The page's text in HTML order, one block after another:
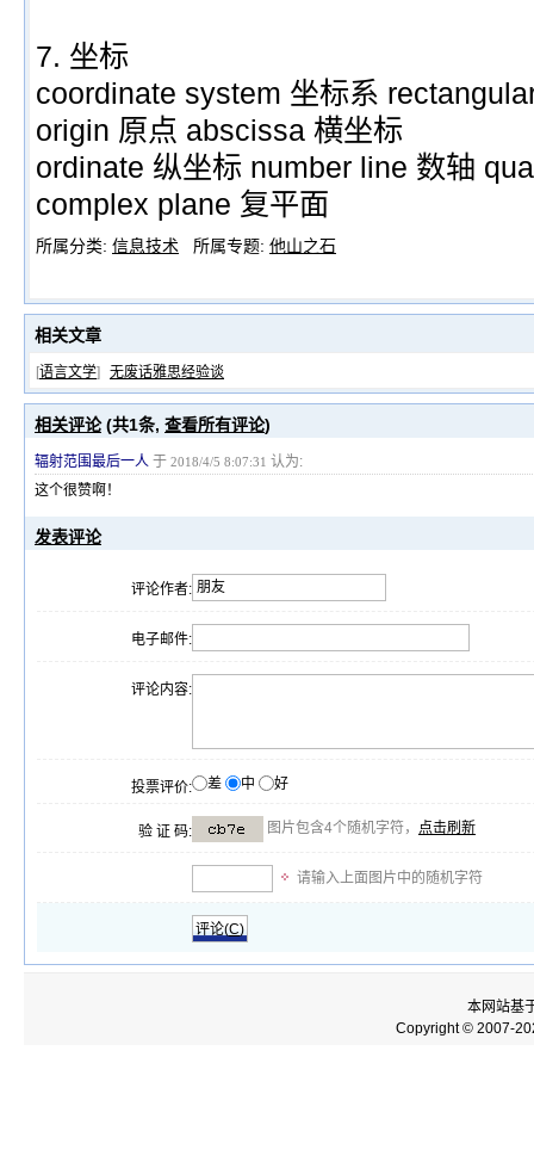
7. 坐标
coordinate system 坐标系
origin 原点 abscissa 横坐标
ordinate 纵坐标 number line 数轴
complex plane 复平面
所属分类: 信息技术 所属专题: 他山之石
相关文章
[语言文学] 无废话雅思经验谈
相关评论(共1条, 查看所有评论)
辐射范围最后一人 于 2018/4/5 8:07:31 认为:
这个很赞啊！
发表评论
评论作者:
电子邮件:
评论内容:
投票评价: 差 中 好
验 证 码: 图片包含4个随机字符， 点击刷新
请输入上面图片中的随机字符
评论(C)
本网站基
Copyright © 2007-